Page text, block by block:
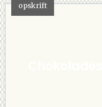
opskrift